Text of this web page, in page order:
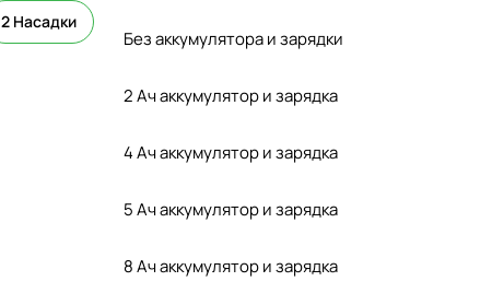
2 Насадки
Без аккумулятора и зарядки
2 Ач аккумулятор и зарядка
4 Ач аккумулятор и зарядка
5 Ач аккумулятор и зарядка
8 Ач аккумулятор и зарядка